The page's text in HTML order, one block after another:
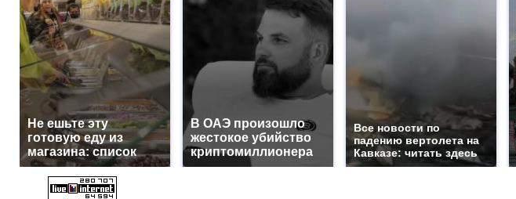
Не ешьте эту
готовую еду из
магазина: список
В ОАЭ произошло
жестокое убийство
криптомиллионера
Все новости по
падению вертолета на
Кавказе: читать здесь